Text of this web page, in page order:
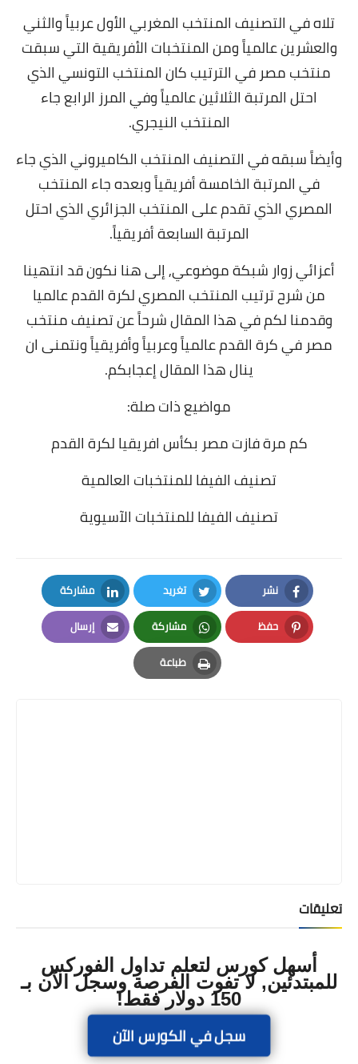
تلاه في التصنيف المنتخب المغربي الأول عربياً والثني
والعشرين عالمياً ومن المنتخبات الأفريقية التي سبقت
منتخب مصر في الترتيب كان المنتخب التونسي الذي
احتل المرتبة الثلاثين عالمياً وفي المرز الرابع جاء
المنتخب النيجري.
وأيضاً سبقه في التصنيف المنتخب الكاميروني الذي جاء
في المرتبة الخامسة أفريقياً وبعده جاء المنتخب
المصري الذي تقدم على المنتخب الجزائري الذي احتل
المرتبة السابعة أفريقياً.
أعزائي زوار شبكة موضوعي, إلى هنا نكون قد انتهينا
من شرحترتيب المنتخب المصري لكرة القدم عالميا
وقدمنا لكم في هذا المقال شرحاً عن تصنيف منتخب
مصر في كرة القدم عالمياً وعربياً وأفريقياً ونتمنى ان
ينال هذا المقال إعجابكم.
مواضيع ذات صلة:
كم مرة فازت مصر بكأس افريقيا لكرة القدم
تصنيف الفيفا للمنتخبات العالمية
تصنيف الفيفا للمنتخبات الآسيوية
نشر
Facebook
تغريد
Twitter
مشاركة
LinkedIn
حفظ
Pinterest
مشاركة
Whatsapp
إرسال
Email
طباعة
Print
تعليقات
أسهل كورس لتعلم تداول الفوركس
للمبتدئين, لا تفوت الفرصة وسجل الآن بـ
150 دولار فقط!
سجل في الكورس الآن